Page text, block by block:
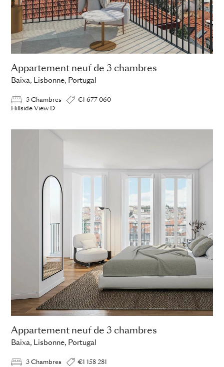
Appartement neuf de 3 chambres
Baixa, Lisbonne, Portugal
3 Chambres
€1 677 060
Hillside View D
Appartement neuf de 3 chambres
Baixa, Lisbonne, Portugal
3 Chambres
€1 158 281